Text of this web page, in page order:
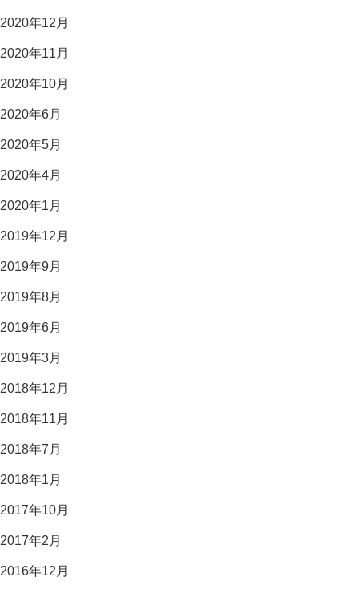
2020年12月
2020年11月
2020年10月
2020年6月
2020年5月
2020年4月
2020年1月
2019年12月
2019年9月
2019年8月
2019年6月
2019年3月
2018年12月
2018年11月
2018年7月
2018年1月
2017年10月
2017年2月
2016年12月